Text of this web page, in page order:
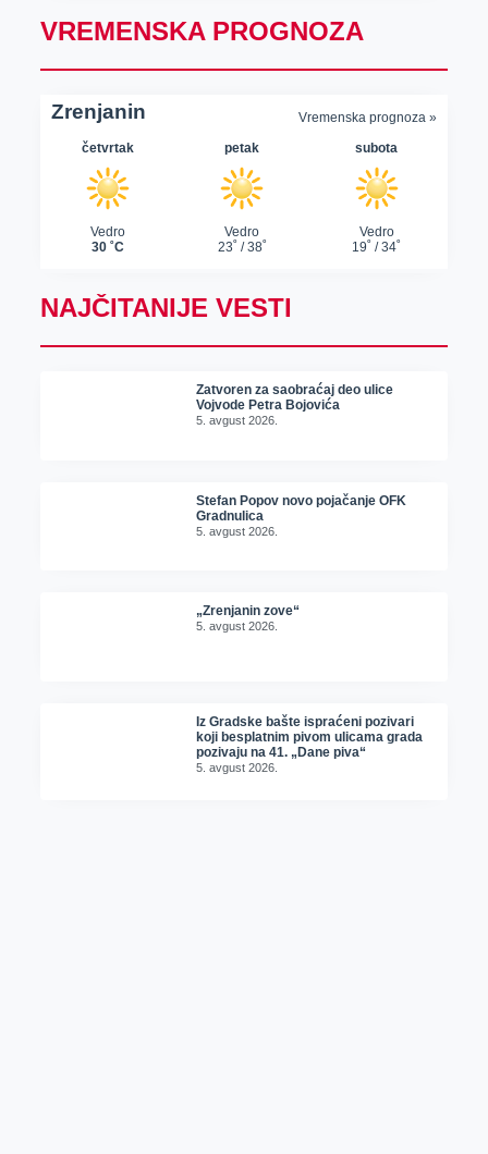
VREMENSKA PROGNOZA
NAJČITANIJE VESTI
Zatvoren za saobraćaj deo ulice
Vojvode Petra Bojovića
5. avgust 2026.
Stefan Popov novo pojačanje OFK
Gradnulica
5. avgust 2026.
„Zrenjanin zove“
5. avgust 2026.
Iz Gradske bašte ispraćeni pozivari
koji besplatnim pivom ulicama grada
pozivaju na 41. „Dane piva“
5. avgust 2026.